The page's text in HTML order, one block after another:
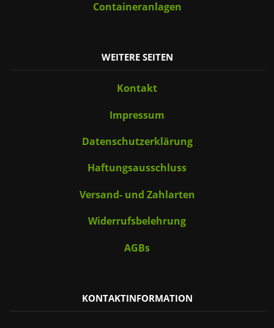
Containeranlagen
WEITERE SEITEN
Kontakt
Impressum
Datenschutzerklärung
Haftungsausschluss
Versand- und Zahlarten
Widerrufsbelehrung
AGBs
KONTAKTINFORMATION